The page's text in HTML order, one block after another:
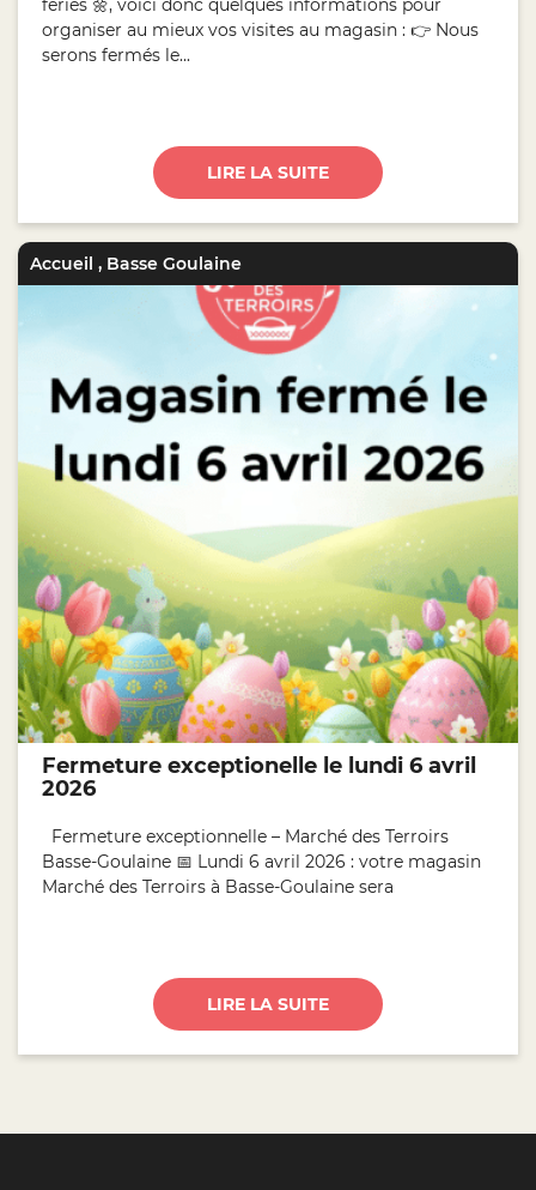
fériés 🌼, voici donc quelques informations pour
organiser au mieux vos visites au magasin : 👉 Nous
serons fermés le...
LIRE LA SUITE
Accueil , Basse Goulaine
Fermeture exceptionelle le lundi 6 avril
2026
Fermeture exceptionnelle – Marché des Terroirs
Basse-Goulaine 📅 Lundi 6 avril 2026 : votre magasin
Marché des Terroirs à Basse-Goulaine sera
LIRE LA SUITE